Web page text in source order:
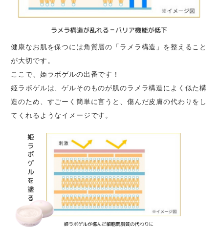
健康なお肌を保つには角質層の「ラメラ構造」を整えること
が大切です。
ここで、姫ラボゲルの出番です！
姫ラボゲルは、ゲルそのものが肌のラメラ構造によく似た構
造のため、すごーく簡単に言うと、傷んだ皮膚の代わりをし
てくれるようなイメージです。